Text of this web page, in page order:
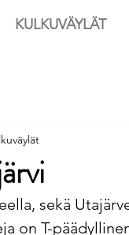
KULKUVÄYLÄT
sekä
on T-